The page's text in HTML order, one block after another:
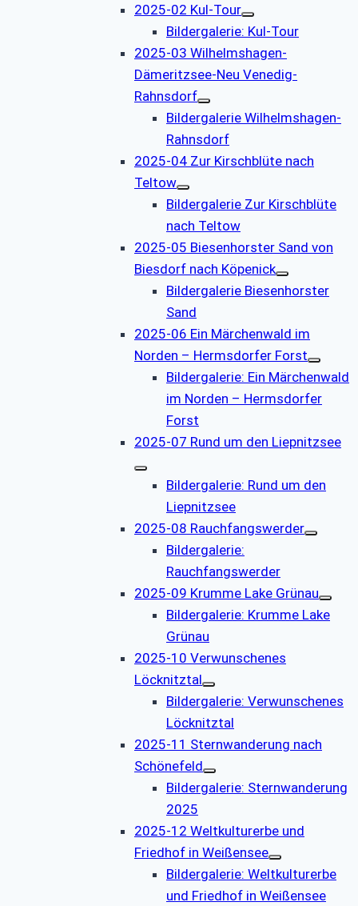
2025-02 Kul-Tour
Bildergalerie: Kul-Tour
2025-03 Wilhelmshagen-
Dämeritzsee-Neu Venedig-
Rahnsdorf
Bildergalerie Wilhelmshagen-
Rahnsdorf
2025-04 Zur Kirschblüte nach
Teltow
Bildergalerie Zur Kirschblüte
nach Teltow
2025-05 Biesenhorster Sand von
Biesdorf nach Köpenick
Bildergalerie Biesenhorster
Sand
2025-06 Ein Märchenwald im
Norden – Hermsdorfer Forst
Bildergalerie: Ein Märchenwald
im Norden – Hermsdorfer
Forst
2025-07 Rund um den Liepnitzsee
Bildergalerie: Rund um den
Liepnitzsee
2025-08 Rauchfangswerder
Bildergalerie:
Rauchfangswerder
2025-09 Krumme Lake Grünau
Bildergalerie: Krumme Lake
Grünau
2025-10 Verwunschenes
Löcknitztal
Bildergalerie: Verwunschenes
Löcknitztal
2025-11 Sternwanderung nach
Schönefeld
Bildergalerie: Sternwanderung
2025
2025-12 Weltkulturerbe und
Friedhof in Weißensee
Bildergalerie: Weltkulturerbe
und Friedhof in Weißensee